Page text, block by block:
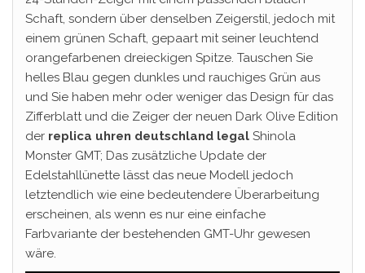
Schaft, sondern über denselben Zeigerstil, jedoch mit
einem grünen Schaft, gepaart mit seiner leuchtend
orangefarbenen dreieckigen Spitze. Tauschen Sie
helles Blau gegen dunkles und rauchiges Grün aus
und Sie haben mehr oder weniger das Design für das
Zifferblatt und die Zeiger der neuen Dark Olive Edition
der replica uhren deutschland legal Shinola
Monster GMT; Das zusätzliche Update der
Edelstahllünette lässt das neue Modell jedoch
letztendlich wie eine bedeutendere Überarbeitung
erscheinen, als wenn es nur eine einfache
Farbvariante der bestehenden GMT-Uhr gewesen
wäre.